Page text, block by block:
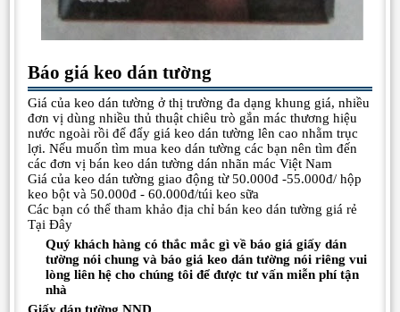
Báo giá keo dán tường
Giá của keo dán tường ở thị trường đa dạng khung giá, nhiều
đơn vị dùng nhiều thủ thuật chiêu trò gắn mác thương hiệu
nước ngoài rồi để đẩy giá keo dán tường lên cao nhằm trục
lợi. Nếu muốn tìm mua keo dán tường các bạn nên tìm đến
các đơn vị bán keo dán tường dán nhãn mác Việt Nam
Giá của keo dán tường giao động từ 50.000đ -55.000đ/ hộp
keo bột và 50.000đ - 60.000đ/túi keo sữa
Các bạn có thể tham khảo địa chỉ bán keo dán tường giá rẻ
Tại Đây
Quý khách hàng có thắc mắc gì về báo giá giấy dán
tường nói chung và báo giá keo dán tường nói riêng vui
lòng liên hệ cho chúng tôi để được tư vấn miễn phí tận
nhà
Giấy dán tường NND